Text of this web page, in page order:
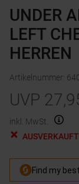
UNDER
LEFT
HERREN
Artikelnummer:
UVP
inkl. MwSt.
AUSVERKAUFT